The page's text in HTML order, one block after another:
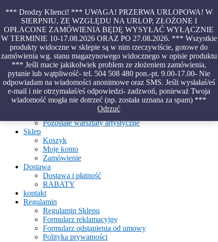
*** Drodzy Klienci! *** UWAGA! PRZERWA URLOPOWA! W
SIERPNIU, ZE WZGLĘDU NA URLOP, ZŁOŻONE I
OPŁACONE ZAMÓWIENIA BĘDĘ WYSYŁAĆ WYŁĄCZNIE
W TERMINIE 10-17.08.2026 ORAZ PO 27.08.2026. *** Wszystkie
produkty widoczne w sklepie są w nim rzeczywiście, gotowe do
zamówienia wg. stanu magazynowego widocznego w opisie produktu
*** Jeśli macie jakikolwiek problem ze złożeniem zamówienia,
pytanie lub wątpliwość- tel. 504 508 480 pon.-pt. 9.00-17.00- Nie
odpowiadam na wiadomości anonimowe oraz SMS. Jeśli wysłałaś/eś
e-mail i nie otrzymałaś/eś odpowiedzi- zadzwoń, ponieważ Twoja
wiadomość mogła nie dotrzeć (np. została uznana za spam) ***
Odrzuć
Skip
content
Piękno malowane na wodzie – papiery marmurkowe – materiały
introligatorskie – oprawy – etui – pudełka
Aktualności
O Pracowni
Ebru
Warsztaty
Warsztaty malowania na wodzie
Pozostałe warsztaty artystyczne
Sklep
Koszyk
Moje konto
Zamówienie
Dostawa
Dostawa i płatność
RABATY
kontakt
Regulamin
Regulamin Sklepu
Formularz reklamacyjny
Formularz odstąpienia od umowy
Polityka prywatności